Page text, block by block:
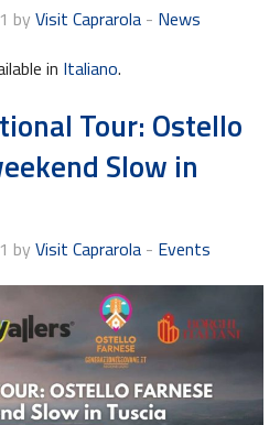
by Visit Caprarola - News
in Italiano.
Tour: Ostello
Slow in
by Visit Caprarola - Events